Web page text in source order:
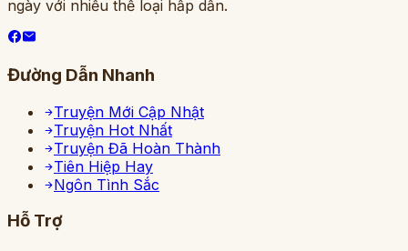
ngày với nhiều thể loại hấp dẫn.
Đường Dẫn Nhanh
Truyện Mới Cập Nhật
Truyện Hot Nhất
Truyện Đã Hoàn Thành
Tiên Hiệp Hay
Ngôn Tình Sắc
Hỗ Trợ